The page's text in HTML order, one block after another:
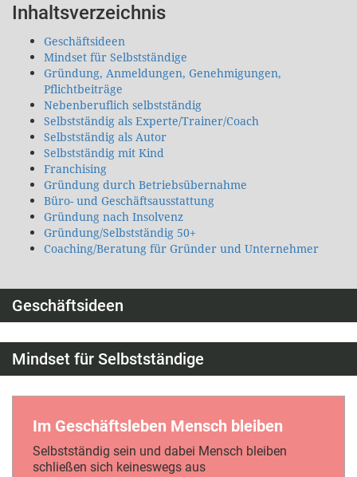
Inhaltsverzeichnis
Geschäftsideen
Mindset für Selbstständige
Gründung, Anmeldungen, Genehmigungen,
Pflichtbeiträge
Nebenberuflich selbstständig
Selbstständig als Experte/Trainer/Coach
Selbstständig als Autor
Selbstständig mit Kind
Franchising
Gründung durch Betriebsübernahme
Büro- und Geschäftsausstattung
Gründung nach Insolvenz
Gründung/Selbstständig 50+
Coaching/Beratung für Gründer und Unternehmer
Geschäftsideen
Mindset für Selbstständige
Im Geschäftsleben Mensch bleiben
Selbstständig sein und dabei Mensch bleiben
schließen sich keineswegs aus